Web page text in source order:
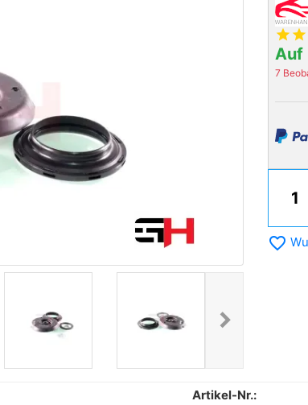
chevron_right
Next
star star
Auf
7
favorite_border
Artikel-Nr.: